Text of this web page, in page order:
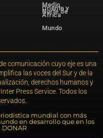
Medio
Oriente y
Norte de
África
Mundo
comunicación cuyo eje es una
las voces del Sur y de la
derechos humanos y
Press Service. Todos los
mundial con más
en desarrollo que en los
DONAR